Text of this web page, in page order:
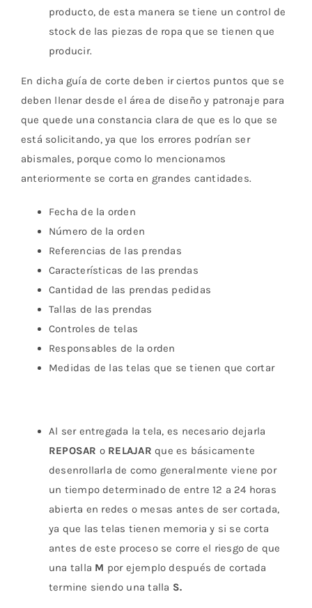
producto, de esta manera se tiene un control de
stock de las piezas de ropa que se tienen que
producir.
En dicha guía de corte deben ir ciertos puntos que se
deben llenar desde el área de diseño y patronaje para
que quede una constancia clara de que es lo que se
está solicitando, ya que los errores podrían ser
abismales, porque como lo mencionamos
anteriormente se corta en grandes cantidades.
Fecha de la orden
Número de la orden
Referencias de las prendas
Características de las prendas
Cantidad de las prendas pedidas
Tallas de las prendas
Controles de telas
Responsables de la orden
Medidas de las telas que se tienen que cortar
Al ser entregada la tela, es necesario dejarla
REPOSAR o RELAJARque es básicamente
desenrollarla de como generalmente viene por
un tiempo determinado de entre 12 a 24 horas
abierta en redes o mesas antes de ser cortada,
ya que las telas tienen memoria y si se corta
antes de este proceso se corre el riesgo de que
una talla M por ejemplo después de cortada
termine siendo una talla S.